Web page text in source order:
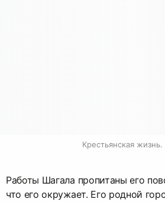
Крестьянская жизнь.
Работы Шагала пропитаны его
что его окружает. Его родной